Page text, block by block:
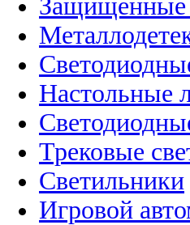
Защищенные
Настольные
Трековые
Светильники
Игровой